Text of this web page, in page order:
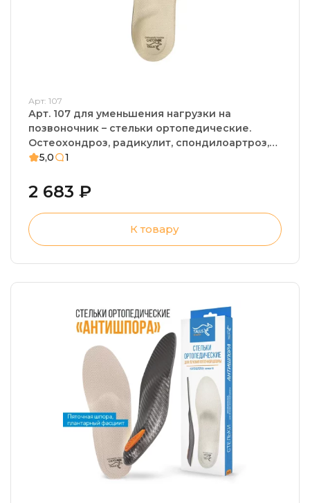
Арт: 107
Арт. 107 для уменьшения нагрузки на
позвоночник – стельки ортопедические.
Остеохондроз, радикулит, спондилоартроз,
плоскостопие
5,0 1
2 683 ₽
К товару